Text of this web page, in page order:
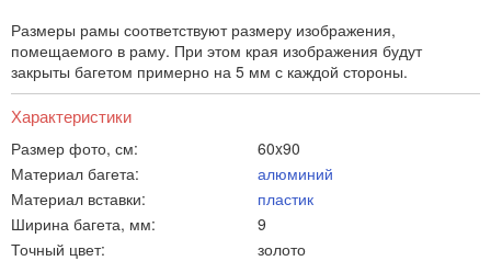
Размеры рамы соответствуют размеру изображения,
помещаемого в раму. При этом края изображения будут
закрыты багетом примерно на 5 мм с каждой стороны.
Характеристики
Размер фото, см:
60x90
Материал багета:
алюминий
Материал вставки:
пластик
Ширина багета, мм:
9
Точный цвет:
золото